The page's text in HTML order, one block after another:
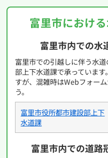
富里市におけ
富里市内での水
富里市での引越しに伴う水
部上下水道課で承っていま
すが、混雑時はWebフォー
う。
富里市役所都市建設部上下
水道課
富里市内での道路